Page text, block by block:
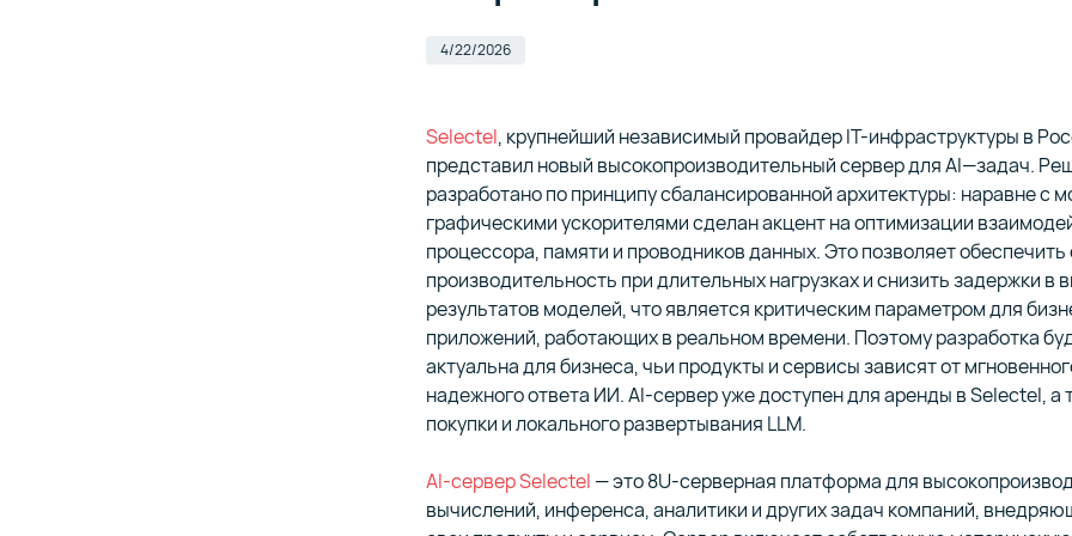
поддержкой FTP и S3 API
Виртуальные выделенные серверы
в дата-центрах уровня Tier III
Сервис для запуска и
в облаке Selectel
и несанкционированного доступа
Инструменты для построения
аналитических систем и платформ
обработки данных
Продукты для разработки
приложений
Продукты Selectel для автоматизации
непрерывной интеграции и доставки
Серверы в сторонних дата-
или ваших серверных
Все решения для сохранности данных
вашего бизнеса
клиенту
Делимся ключевыми финансовыми
показателями
4/22/2026
Selectel, крупнейший независимый провайдер IT-инфраструктуры в
представил новый высокопроизводительный сервер для AI—задач.
разработано по принципу сбалансированной архитектуры: наравне с
графическими ускорителями сделан акцент на оптимизации
процессора, памяти и проводников данных. Это позволяет
производительность при длительных нагрузках и снизить задержки в
результатов моделей, что является критическим параметром для
приложений, работающих в реальном времени. Поэтому разработка
актуальна для бизнеса, чьи продукты и сервисы зависят от
надежного ответа ИИ. AI-сервер уже доступен для аренды в Selectel, а
покупки и локального развертывания LLM.
AI-сервер Selectel — это 8U-серверная платформа для
вычислений, инференса, аналитики и других задач компаний,